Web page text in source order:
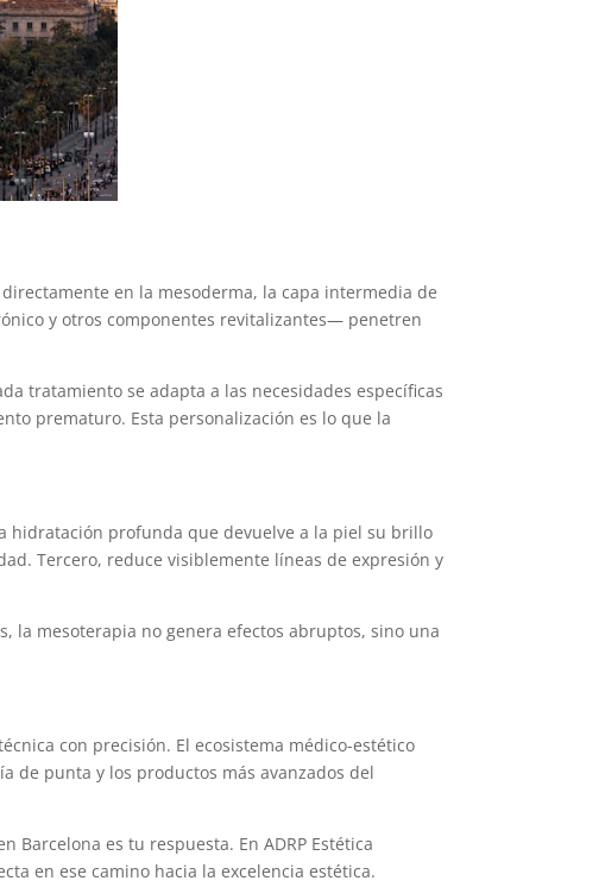
en la mesoderma, la capa intermedia de
y otros componentes revitalizantes— penetren
tratamiento se adapta a las necesidades específicas
prematuro. Esta personalización es lo que la
hidratación profunda que devuelve a la piel su brillo
Tercero, reduce visiblemente líneas de expresión y
la mesoterapia no genera efectos abruptos, sino una
con precisión. El ecosistema médico-estético
de punta y los productos más avanzados del
es tu respuesta. En ADRP Estética
en ese camino hacia la excelencia estética.